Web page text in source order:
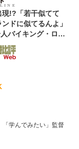
!?「若干似てて
ドに似てるんよ」
バイキング・ロ
った」
「学んでみたい」監督